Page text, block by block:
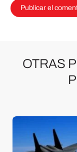
OTRAS